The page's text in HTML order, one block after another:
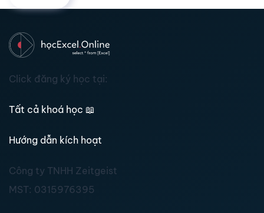
Click đăng ký học tại:
Tất cả khoá học 📖
Hướng dẫn kích hoạt
Công ty TNHH Zeitgeist
MST: 0315976395